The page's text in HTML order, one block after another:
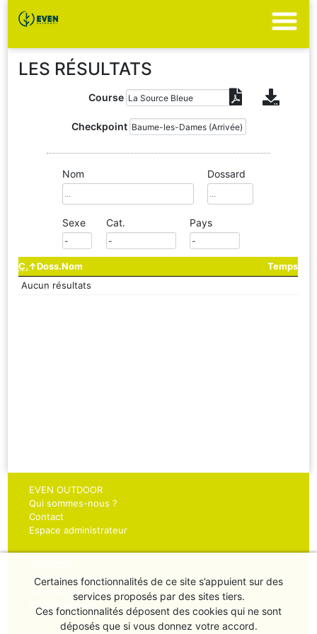
LES RÉSULTATS
Course
Checkpoint
Nom Dossard
Sexe Cat. Pays
C. Doss.Nom
Temps
Aucun résultats
EVEN OUTDOOR
Qui sommes-nous ?
Contact
Espace administrateur
Inscriptions sportifs
Inscriptions organisateurs
Chronométrage
Certaines fonctionnalités de ce site s’appuient sur des
services proposés par des sites tiers.
Ces fonctionnalités déposent des cookies qui ne sont
déposés que si vous donnez votre accord.